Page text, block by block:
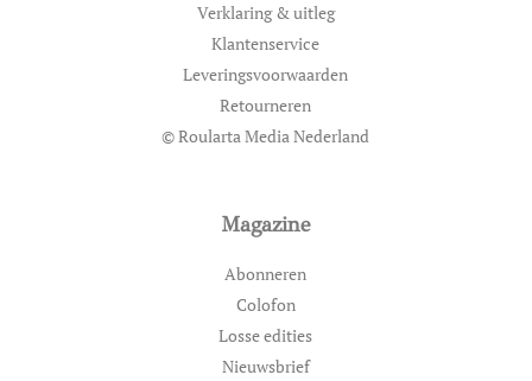
Verklaring & uitleg
Klantenservice
Leveringsvoorwaarden
Retourneren
© Roularta Media Nederland
Magazine
Abonneren
Colofon
Losse edities
Nieuwsbrief